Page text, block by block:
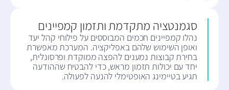
סגמנטציה מתקדמת ותזמון קמפיינים
נהלו קמפיינים חכמים המבוססים על פילוחי קהל יעד
ואופן השימוש שלהם באפליקציה. המערכת מאפשרת
בחירת קבוצות נמענים להפצה ממוקדת ופרסונלית,
יחד עם יכולות תזמון מראש, כדי להבטיח שההודעה
תגיע בטיימינג האופטימלי להנעה לפעולה.